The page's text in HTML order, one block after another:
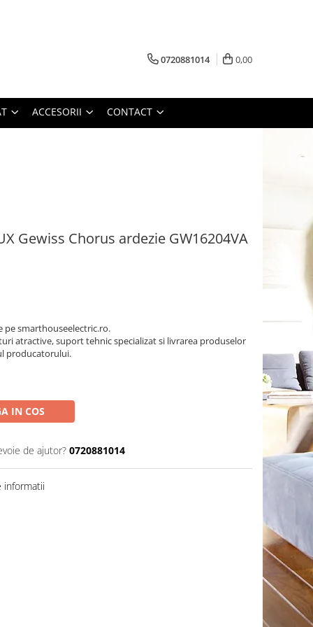
0720881014 0,00
ACCESORII CONTACT
Gewiss Chorus ardezie GW16204VA
pe smarthouseelectric.ro.
atractive, suport tehnic specializat si livrarea produselor
producatorului.
IN COS
de ajutor? 0720881014
informatii